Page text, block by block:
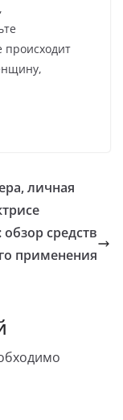
личная
средств
применения